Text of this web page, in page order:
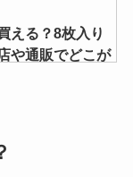
える？8枚入り
や通販でどこが
ってる？カルデ
える？取扱店・